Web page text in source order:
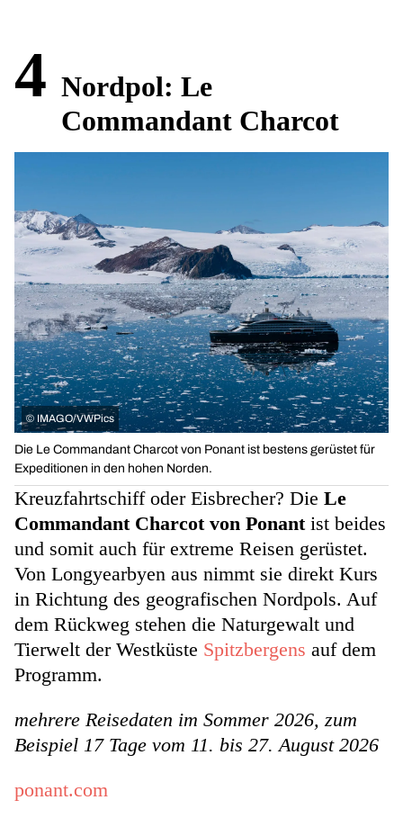
4 Nordpol: Le
Commandant Charcot
© IMAGO/VWPics
Die Le Commandant Charcot von Ponant ist bestens gerüstet für
Expeditionen in den hohen Norden.
Kreuzfahrtschiff oder Eisbrecher? Die Le
Commandant Charcot von Ponant ist beides
und somit auch für extreme Reisen gerüstet.
Von Longyearbyen aus nimmt sie direkt Kurs
in Richtung des geografischen Nordpols. Auf
dem Rückweg stehen die Naturgewalt und
Tierwelt der Westküste Spitzbergens auf dem
Programm.
mehrere Reisedaten im Sommer 2026, zum
Beispiel 17 Tage vom 11. bis 27. August 2026
ponant.com